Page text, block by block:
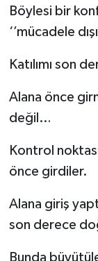
Böylesi bir
‘’mücadele
Katılımı son
Alana önce
değil…
Kontrol
önce girdiler.
Alana giriş
son derece
Bunda